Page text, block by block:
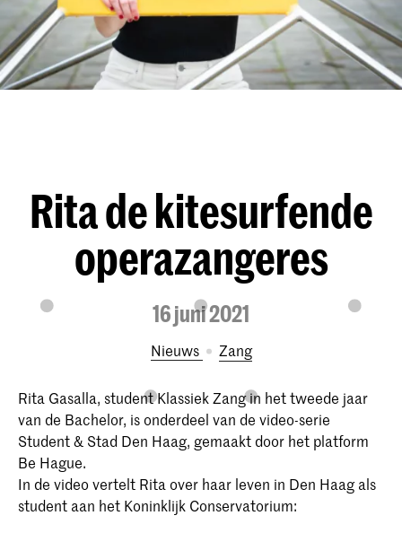
Rita de kitesurfende
operazangeres
16 juni 2021
Nieuws Zang
Rita Gasalla, student Klassiek Zang in het tweede jaar
van de Bachelor, is onderdeel van de video-serie
Student & Stad Den Haag, gemaakt door het platform
Be Hague.
In de video vertelt Rita over haar leven in Den Haag als
student aan het Koninklijk Conservatorium: